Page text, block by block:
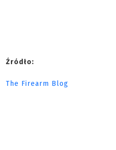
Źródło:
The Firearm Blog